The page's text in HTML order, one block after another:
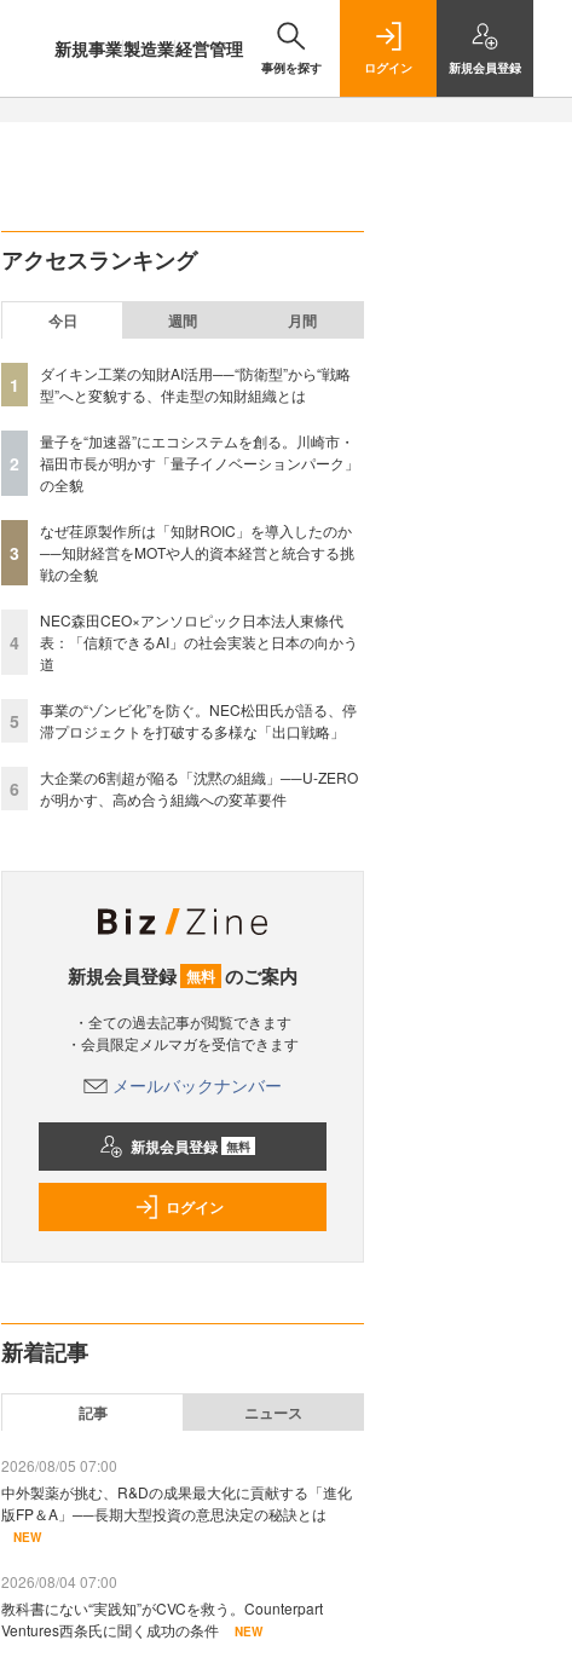
新規事業製造業経営管理
事例を探す ログイン 新規会員登録
アクセスランキング
今日 週間 月間
1
ダイキン工業の知財AI活用──“防衛型”から“戦略
型”へと変貌する、伴走型の知財組織とは
2
量子を“加速器”にエコシステムを創る。川崎市・
福田市長が明かす「量子イノベーションパーク」
の全貌
3
なぜ荏原製作所は「知財ROIC」を導入したのか
──知財経営をMOTや人的資本経営と統合する挑
戦の全貌
4
NEC森田CEO×アンソロピック日本法人東條代
表：「信頼できるAI」の社会実装と日本の向かう
道
5
事業の“ゾンビ化”を防ぐ。NEC松田氏が語る、停
滞プロジェクトを打破する多様な「出口戦略」
6
大企業の6割超が陥る「沈黙の組織」──U-ZERO
が明かす、高め合う組織への変革要件
新規会員登録 無料 のご案内
・全ての過去記事が閲覧できます
・会員限定メルマガを受信できます
メールバックナンバー
新規会員登録 無料
ログイン
新着記事
記事 ニュース
2026/08/05 07:00
中外製薬が挑む、R&Dの成果最大化に貢献する「進化
版FP＆A」──長期大型投資の意思決定の秘訣とは
NEW
2026/08/04 07:00
教科書にない“実践知”がCVCを救う。Counterpart
Ventures西条氏に聞く成功の条件
NEW